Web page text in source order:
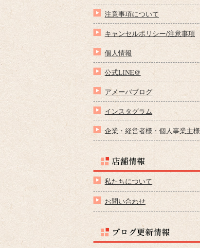
注意事項について
キャンセルポリシー/注意事項
個人情報
公式LINE@
アメーバブログ
インスタグラム
企業・経営者様・個人事業主様
私たちについて
お問い合わせ